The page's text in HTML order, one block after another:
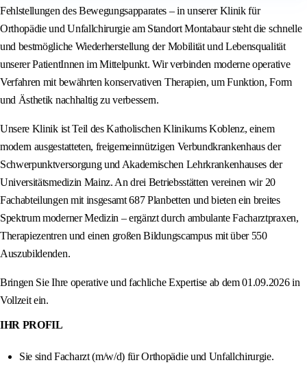
Fehlstellungen des Bewegungsapparates – in unserer Klinik für
Orthopädie und Unfallchirurgie am Standort Montabaur steht die schnelle
und bestmögliche Wiederherstellung der Mobilität und Lebensqualität
unserer PatientInnen im Mittelpunkt. Wir verbinden moderne operative
Verfahren mit bewährten konservativen Therapien, um Funktion, Form
und Ästhetik nachhaltig zu verbessern.
Unsere Klinik ist Teil des Katholischen Klinikums Koblenz, einem
modern ausgestatteten, freigemeinnützigen Verbundkrankenhaus der
Schwerpunktversorgung und Akademischen Lehrkrankenhauses der
Universitätsmedizin Mainz. An drei Betriebsstätten vereinen wir 20
Fachabteilungen mit insgesamt 687 Planbetten und bieten ein breites
Spektrum moderner Medizin – ergänzt durch ambulante Facharztpraxen,
Therapiezentren und einen großen Bildungscampus mit über 550
Auszubildenden.
Bringen Sie Ihre operative und fachliche Expertise ab dem 01.09.2026 in
Vollzeit ein.
IHR PROFIL
Sie sind Facharzt (m/w/d) für Orthopädie und Unfallchirurgie.